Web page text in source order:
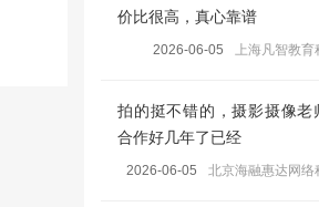
价比很高，真心靠谱
2026-06-05 上海凡智教
拍的挺不错的，摄影摄像老
合作好几年了已经
2026-06-05 北京海融惠达网络